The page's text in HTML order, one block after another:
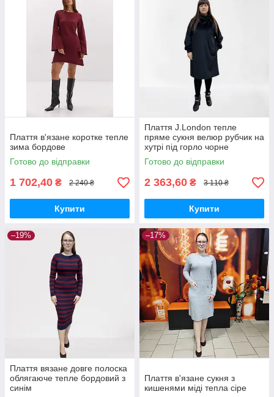
Плаття в'язане коротке тепле
зима бордове
Готово до відправки
1 702,40 ₴ 2 240 ₴
Купити
Плаття J.London тепле
пряме сукня велюр рубчик на
хутрі під горло чорне
Готово до відправки
2 363,60 ₴ 3 110 ₴
Купити
–19%
Плаття вязане довге полоска
облягаюче тепле бордовий з
синім
–17%
Плаття в'язане сукня з
кишенями міді тепла сіре